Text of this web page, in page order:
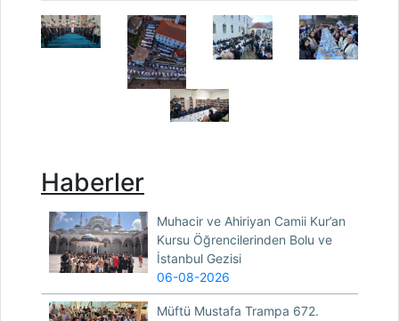
Haberler
Muhacir ve Ahiriyan Camii Kur’an
Kursu Öğrencilerinden Bolu ve
İstanbul Gezisi
06-08-2026
Müftü Mustafa Trampa 672.